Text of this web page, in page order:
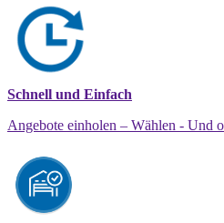
Schnell und Einfach
Angebote einholen – Wählen - Und